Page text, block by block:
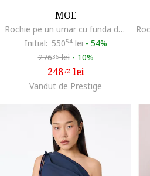
MOE
Rochie pe un umar cu funda decorativa,
Initial: 55054lei - 54%
27636lei - 10%
24872lei
Vandut de Prestige